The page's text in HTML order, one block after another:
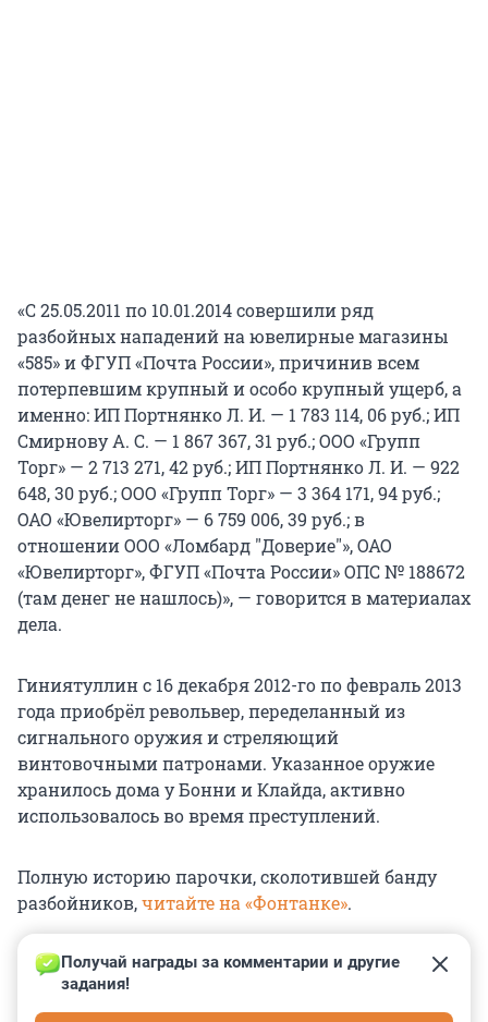
«С 25.05.2011 по 10.01.2014 совершили ряд
разбойных нападений на ювелирные магазины
«585» и ФГУП «Почта России», причинив всем
потерпевшим крупный и особо крупный ущерб, а
именно: ИП Портнянко Л. И. — 1 783 114, 06 руб.; ИП
Смирнову А. С. — 1 867 367, 31 руб.; ООО «Групп
Торг» — 2 713 271, 42 руб.; ИП Портнянко Л. И. — 922
648, 30 руб.; ООО «Групп Торг» — 3 364 171, 94 руб.;
ОАО «Ювелирторг» — 6 759 006, 39 руб.; в
отношении ООО «Ломбард "Доверие"», ОАО
«Ювелирторг», ФГУП «Почта России» ОПС № 188672
(там денег не нашлось)», — говорится в материалах
дела.
Гиниятуллин с 16 декабря 2012-го по февраль 2013
года приобрёл револьвер, переделанный из
сигнального оружия и стреляющий
винтовочными патронами. Указанное оружие
хранилось дома у Бонни и Клайда, активно
использовалось во время преступлений.
Полную историю парочки, сколотившей банду
разбойников,читайте на «Фонтанке».
Получай награды за комментарии и другие
задания!